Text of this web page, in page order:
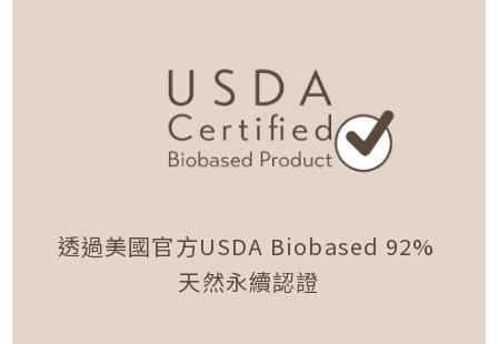
透過美國官方USDA Biobased 92%
天然永續認證